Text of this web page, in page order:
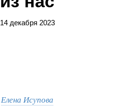
14 декабря 2023
Елена Исупова